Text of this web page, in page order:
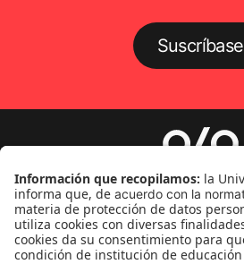
Suscríbase
Género
Política